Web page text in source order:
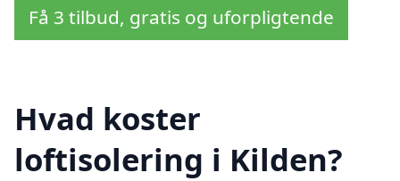
Få 3 tilbud, gratis og uforpligtende
Hvad koster
loftisolering i Kilden?